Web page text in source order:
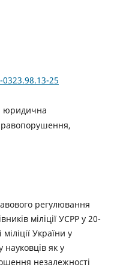
25
юридична
регулювання
міліції УСРР у 20-
України у
науковців як у
незалежності